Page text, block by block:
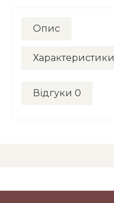
Опис
Характеристики
Відгуки 0